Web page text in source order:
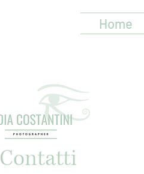
Home
Contatti